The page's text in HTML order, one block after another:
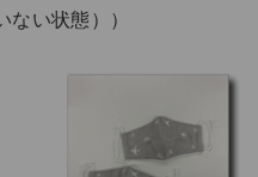
ない状態））